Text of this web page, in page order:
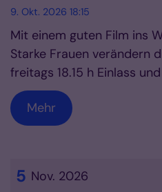
9. Okt. 2026 18:15
Mit einem guten Film ins
Starke Frauen verändern
freitags 18.15 h Einlass
Mehr
5 Nov. 2026